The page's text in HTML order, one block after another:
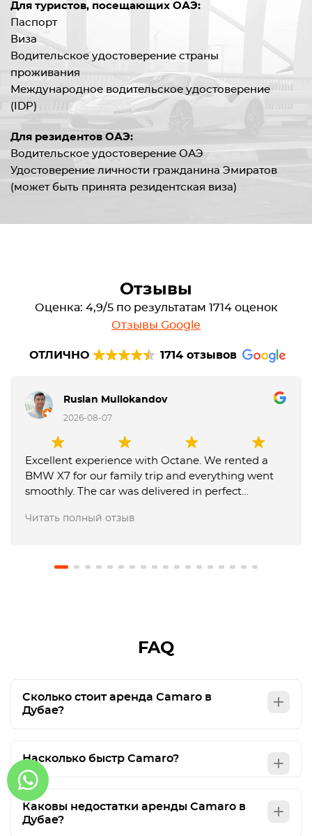
Для туристов, посещающих ОАЭ:
Паспорт
Виза
Водительское удостоверение страны
проживания
Международное водительское удостоверение
(IDP)
Для резидентов ОАЭ:
Водительское удостоверение ОАЭ
Удостоверение личности гражданина Эмиратов
(может быть принята резидентская виза)
Отзывы
Оценка: 4,9/5 по результатам 1714 оценок
Отзывы Google
ОТЛИЧНО 1714 отзывов
Ruslan Mullokandov
2026-08-07
Excellent experience with Octane. We rented a
BMW X7 for our family trip and everything went
smoothly. The car was delivered in perfect
professional, and the team was very flexible with
in full. We will definitely use Octane again and
Читать полный отзыв
FAQ
Сколько стоит аренда Camaro в
Дубае?
Насколько быстр Camaro?
Каковы недостатки аренды Camaro в
Дубае?